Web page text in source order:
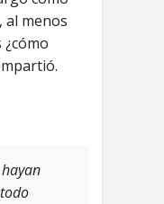
al menos
¿cómo